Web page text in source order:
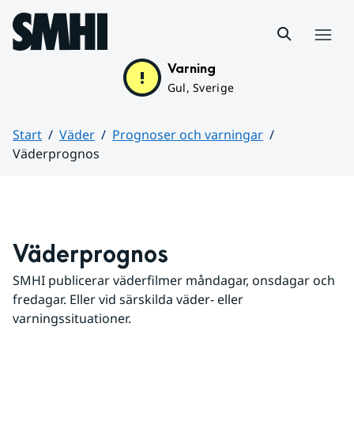
Hoppa till sidans innehåll
Varning
Gul, Sverige
Start Väder
Prognoser och varningar
Väderprognos
Väderprognos
SMHI publicerar väderfilmer måndagar, onsdagar och
fredagar. Eller vid särskilda väder- eller
varningssituationer.